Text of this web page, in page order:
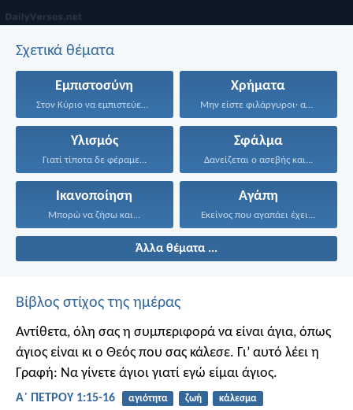
Σχετικά θέματα
Εμπιστοσύνη
Στον Κύριο να εμπιστεύεσαι...
Χρήματα
Μην είστε φιλάργυροι· αρκεστείτε...
Υλισμός
Γιατί τίποτα δε φέραμε...
Σφάλμα
Δανείζεται ο ασεβής και...
Ικανοποίηση
Μπορώ να ζήσω και...
Αγάπη
Εκείνος που αγαπάει έχει...
Άλλα θέματα ...
Βίβλος στίχος της ημέρας
Αντίθετα, όλη σας η συμπεριφορά να είναι άγια, όπως
άγιος είναι κι ο Θεός που σας κάλεσε. Γι’ αυτό λέει η
Γραφή: Να γίνετε άγιοι γιατί εγώ είμαι άγιος.
Α΄ ΠΕΤΡΟΥ 1:15-16 αγιότητα ζωή κάλεσμα